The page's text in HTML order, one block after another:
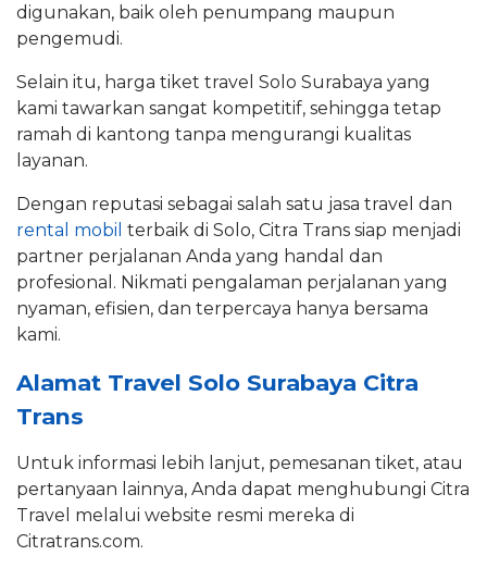
digunakan, baik oleh penumpang maupun
pengemudi.
Selain itu, harga tiket travel Solo Surabaya yang
kami tawarkan sangat kompetitif, sehingga tetap
ramah di kantong tanpa mengurangi kualitas
layanan.
Dengan reputasi sebagai salah satu jasa travel dan
rental mobil terbaik di Solo, Citra Trans siap menjadi
partner perjalanan Anda yang handal dan
profesional. Nikmati pengalaman perjalanan yang
nyaman, efisien, dan terpercaya hanya bersama
kami.
Alamat Travel Solo Surabaya Citra
Trans
Untuk informasi lebih lanjut, pemesanan tiket, atau
pertanyaan lainnya, Anda dapat menghubungi Citra
Travel melalui website resmi mereka di
Citratrans.com.